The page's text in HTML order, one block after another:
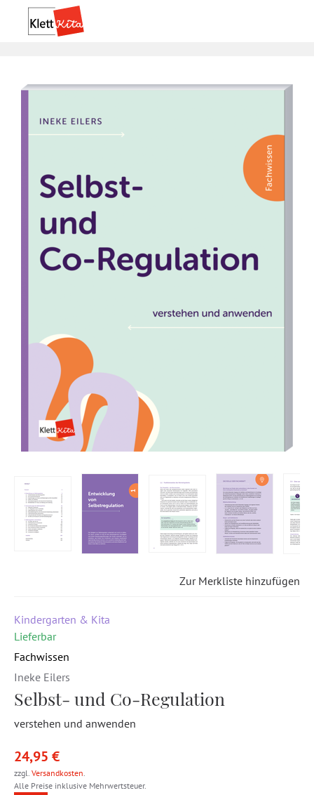
Zur Merkliste hinzufügen
Kindergarten & Kita
Lieferbar
Fachwissen
Ineke Eilers
Selbst- und Co-Regulation
verstehen und anwenden
24,95 €
zzgl. Versandkosten.
Alle Preise inklusive Mehrwertsteuer.